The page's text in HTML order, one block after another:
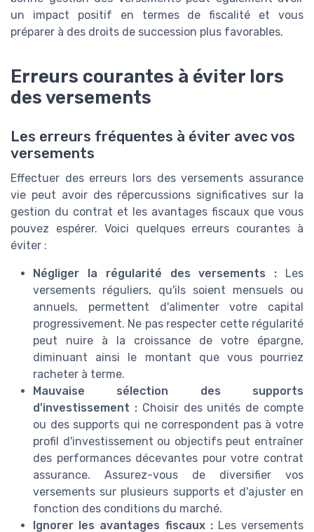
un impact positif en termes de fiscalité et vous
préparer à des droits de succession plus favorables.
Erreurs courantes à éviter lors
des versements
Les erreurs fréquentes à éviter avec vos
versements
Effectuer des erreurs lors des versements assurance
vie peut avoir des répercussions significatives sur la
gestion du contrat et les avantages fiscaux que vous
pouvez espérer. Voici quelques erreurs courantes à
éviter :
Négliger la régularité des versements : Les
versements réguliers, qu'ils soient mensuels ou
annuels, permettent d'alimenter votre capital
progressivement. Ne pas respecter cette régularité
peut nuire à la croissance de votre épargne,
diminuant ainsi le montant que vous pourriez
racheter à terme.
Mauvaise sélection des supports
d'investissement :Choisir des unités de compte
ou des supports qui ne correspondent pas à votre
profil d'investissement ou objectifs peut entraîner
des performances décevantes pour votre contrat
assurance. Assurez-vous de diversifier vos
versements sur plusieurs supports et d'ajuster en
fonction des conditions du marché.
Ignorer les avantages fiscaux :Les versements